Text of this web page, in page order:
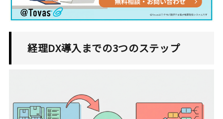
経理DX導入までの3つのステップ